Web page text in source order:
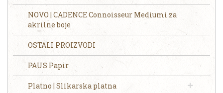
NOVO | CADENCE Connoisseur Mediumi za
akrilne boje
OSTALI PROIZVODI
PAUS Papir
Platno | Slikarska platna